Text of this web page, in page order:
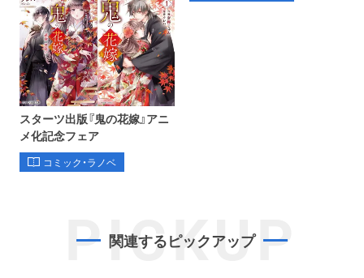
スターツ出版『鬼の花嫁』アニ
メ化記念フェア
コミック・ラノベ
PICKUP
関連するピックアップ